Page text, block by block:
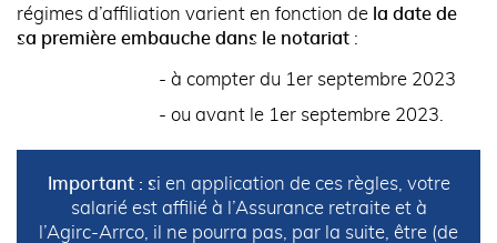
régimes d’affiliation varient en fonction de la date de
sa première embauche dans le notariat :
- à compter du 1er septembre 2023
- ou avant le 1er septembre 2023.
Important : si en application de ces règles, votre
salarié est affilié à l’Assurance retraite et à
l’Agirc-Arrco, il ne pourra pas, par la suite, être (de